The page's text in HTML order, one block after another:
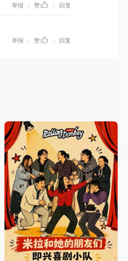
举报 | 赞 | 回复
举报 | 赞 | 回复